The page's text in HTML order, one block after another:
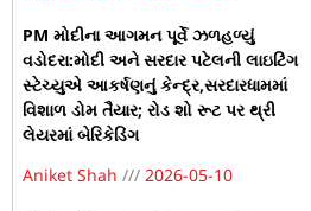
PM મોદીના આગમન પૂર્વે ઝળહળ્યું
વડોદરા:મોદી અને સરદાર પટેલની લાઇટિંગ
સ્ટેચ્યુએ આકર્ષણનું કેન્દ્ર,સરદારધામમાં
વિશાળ ડોમ તૈયાર; રોડ શો રૂટ પર થ્રી
લેયરમાં બેરિકેડિંગ
Aniket Shah
2026-05-10